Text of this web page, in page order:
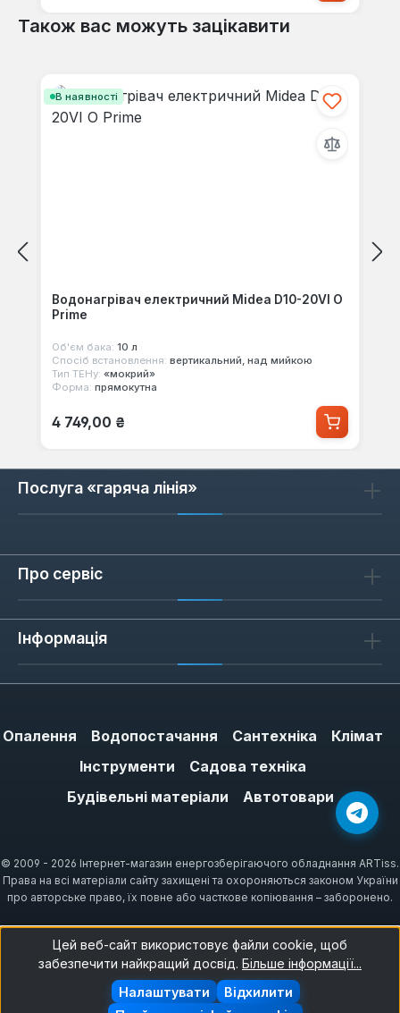
Також вас можуть зацікавити
В наявності
Водонагрівач електричний Midea D10-20VI O
Prime
Об'єм бака: 10 л
Спосіб встановлення: вертикальний, над мийкою
Тип ТЕНу: «мокрий»
Форма: прямокутна
Звичайна ціна:
4 749,00 ₴
Послуга «гаряча лінія»
Про сервіс
Інформація
Опалення Водопостачання Сантехніка
Клімат
Інструменти
Садова техніка
Будівельні матеріали
Автотовари
© 2009 - 2026 Інтернет-магазин енергозберігаючого обладнання ARTiss.
Права на всі матеріали сайту захищені та охороняються законом України
про авторське право, їх повне або часткове копіювання – заборонено.
Цей веб-сайт використовує файли cookie, щоб
забезпечити найкращий досвід. Більше інформації...
Відхилити
Налаштувати